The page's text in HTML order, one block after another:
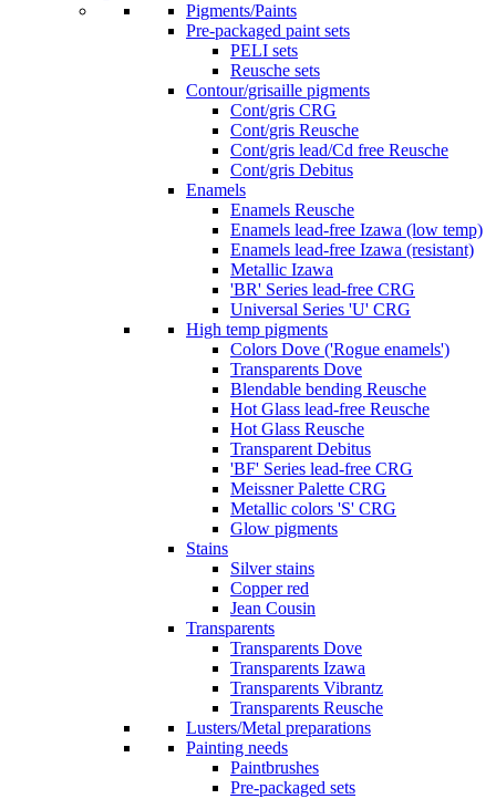
Pigments/Paints
Pre-packaged paint sets
PELI sets
Reusche sets
Contour/grisaille pigments
Cont/gris CRG
Cont/gris Reusche
Cont/gris lead/Cd free Reusche
Cont/gris Debitus
Enamels
Enamels Reusche
Enamels lead-free Izawa (low temp)
Enamels lead-free Izawa (resistant)
Metallic Izawa
'BR' Series lead-free CRG
Universal Series 'U' CRG
High temp pigments
Colors Dove ('Rogue enamels')
Transparents Dove
Blendable bending Reusche
Hot Glass lead-free Reusche
Hot Glass Reusche
Transparent Debitus
'BF' Series lead-free CRG
Meissner Palette CRG
Metallic colors 'S' CRG
Glow pigments
Stains
Silver stains
Copper red
Jean Cousin
Transparents
Transparents Dove
Transparents Izawa
Transparents Vibrantz
Transparents Reusche
Lusters/Metal preparations
Painting needs
Paintbrushes
Pre-packaged sets